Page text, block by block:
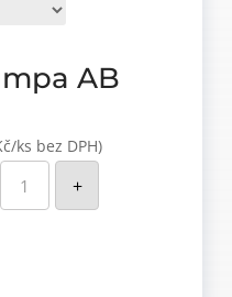
AB
ks bez DPH)
Vyfukovací
pumpa
množství
+